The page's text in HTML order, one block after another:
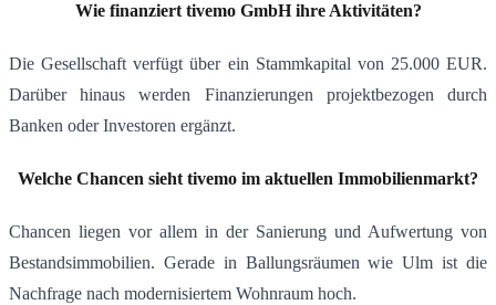
Wie finanziert tivemo GmbH ihre Aktivitäten?
Die Gesellschaft verfügt über ein Stammkapital von 25.000 EUR.
Darüber hinaus werden Finanzierungen projektbezogen durch
Banken oder Investoren ergänzt.
Welche Chancen sieht tivemo im aktuellen Immobilienmarkt?
Chancen liegen vor allem in der Sanierung und Aufwertung von
Bestandsimmobilien. Gerade in Ballungsräumen wie Ulm ist die
Nachfrage nach modernisiertem Wohnraum hoch.